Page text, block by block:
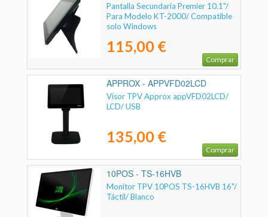
Pantalla Secundaria Premier 10.1"/
Para Modelo KT-2000/ Compatible
solo Windows
115,00 €
Comprar
APPROX - APPVFD02LCD
Visor TPV Approx appVFD02LCD/
LCD/ USB
135,00 €
Comprar
10POS - TS-16HVB
Monitor TPV 10POS TS-16HVB 16"/
Táctil/ Blanco